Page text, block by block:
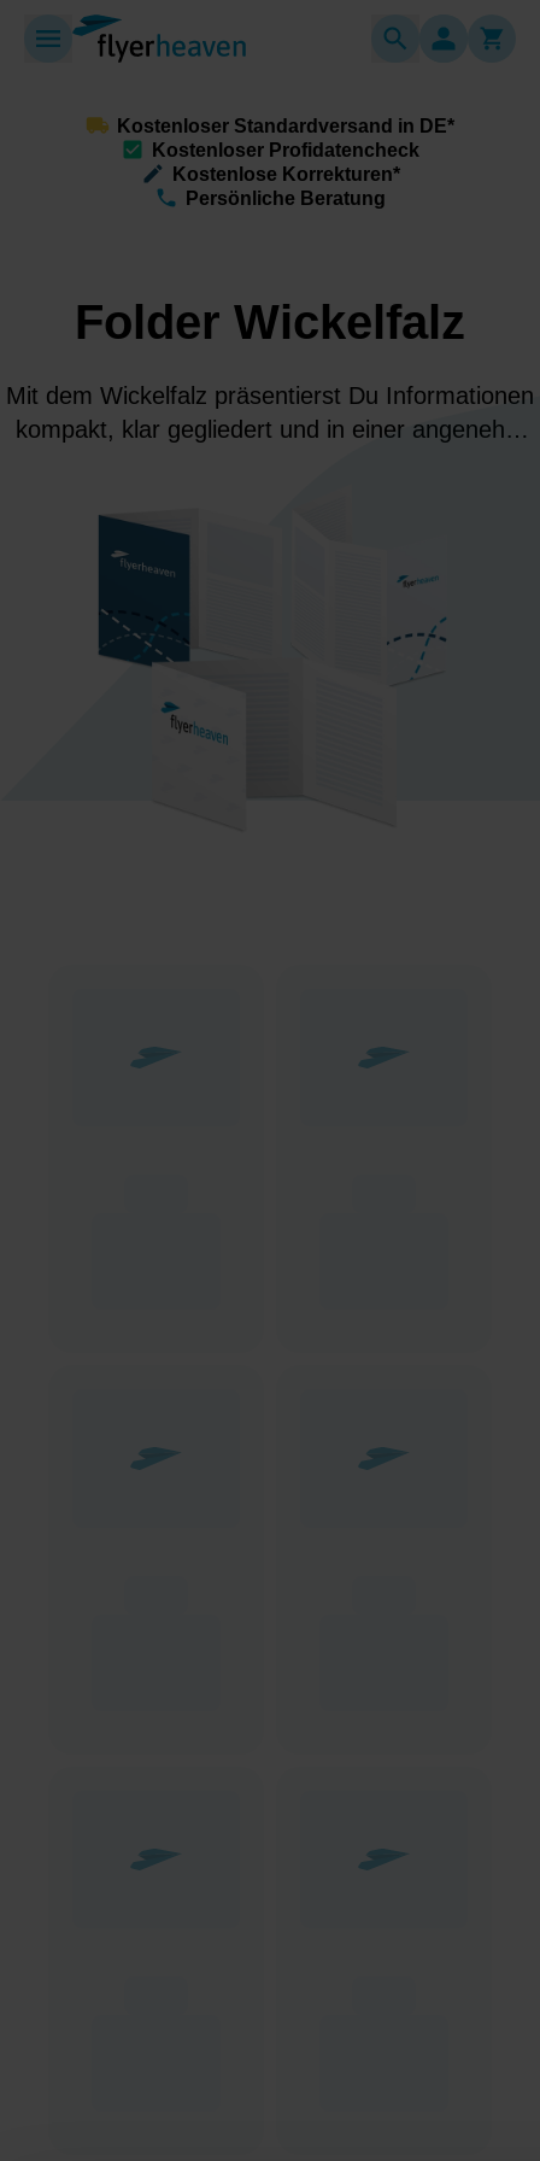
Kostenloser Standardversand in DE*
Kostenloser Profidatencheck
Kostenlose Korrekturen*
Persönliche Beratung
Folder Wickelfalz
Mit dem Wickelfalz präsentierst Du Informationen
kompakt, klar gegliedert und in einer angenehm